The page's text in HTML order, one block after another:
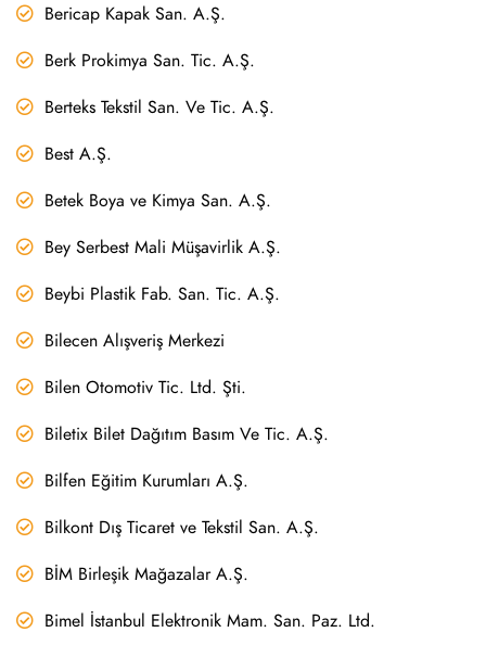
Bericap Kapak San. A.Ş.
Berk Prokimya San. Tic. A.Ş.
Berteks Tekstil San. Ve Tic. A.Ş.
Best A.Ş.
Betek Boya ve Kimya San. A.Ş.
Bey Serbest Mali Müşavirlik A.Ş.
Beybi Plastik Fab. San. Tic. A.Ş.
Bilecen Alışveriş Merkezi
Bilen Otomotiv Tic. Ltd. Şti.
Biletix Bilet Dağıtım Basım Ve Tic. A.Ş.
Bilfen Eğitim Kurumları A.Ş.
Bilkont Dış Ticaret ve Tekstil San. A.Ş.
BİM Birleşik Mağazalar A.Ş.
Bimel İstanbul Elektronik Mam. San. Paz. Ltd.